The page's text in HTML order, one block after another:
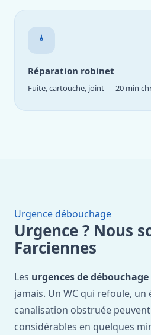
Réparation robinet
Fuite, cartouche, joint — 20 min
Urgence débouchage
Urgence ? Nous
Farciennes
Les urgences de débouchage
jamais. Un WC qui refoule,
canalisation obstruée
considérables en quelques